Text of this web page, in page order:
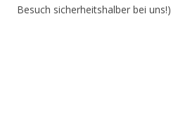
Besuch sicherheitshalber bei uns!)